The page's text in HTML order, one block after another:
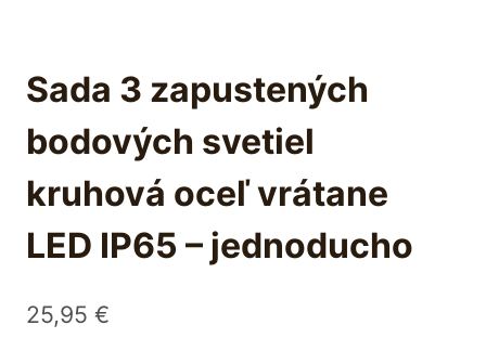
Sada 3 zapustených
bodových svetiel
kruhová oceľ vrátane
LED IP65 – jednoducho
25,95 €